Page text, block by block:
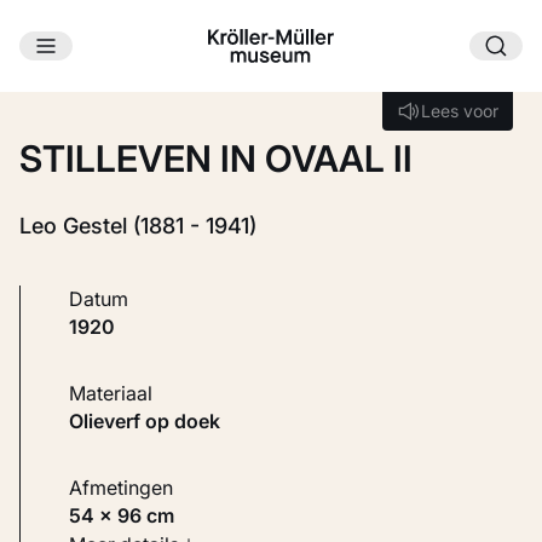
Ga naar hoofdinhoud
Lees voor
Lees voor
STILLEVEN IN OVAAL II
Leo Gestel (1881 - 1941)
Datum
1920
Materiaal
Olieverf op doek
Afmetingen
54 × 96 cm